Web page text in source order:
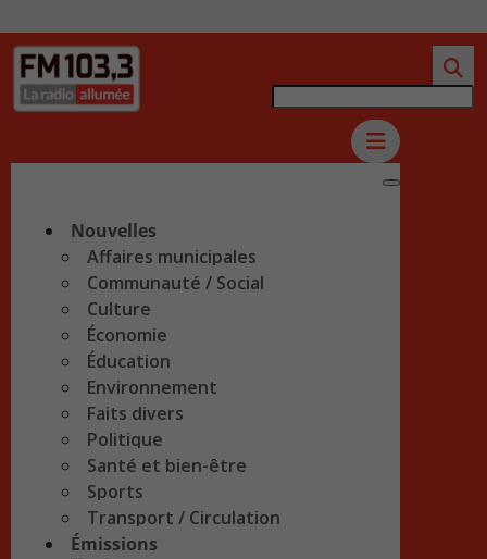
Nouvelles
Affaires municipales
Communauté / Social
Culture
Économie
Éducation
Environnement
Faits divers
Politique
Santé et bien-être
Sports
Transport / Circulation
Émissions